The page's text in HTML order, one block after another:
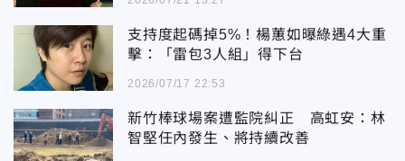
支持度起碼掉5%！楊蕙如曝綠遇4大重
擊：「雷包3人組」得下台
2026/07/17 22:53
新竹棒球場案遭監院糾正 高虹安：林
智堅任內發生、將持續改善